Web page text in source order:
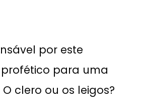
por este
para uma
clero ou os leigos?